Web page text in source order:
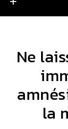
Ne
la